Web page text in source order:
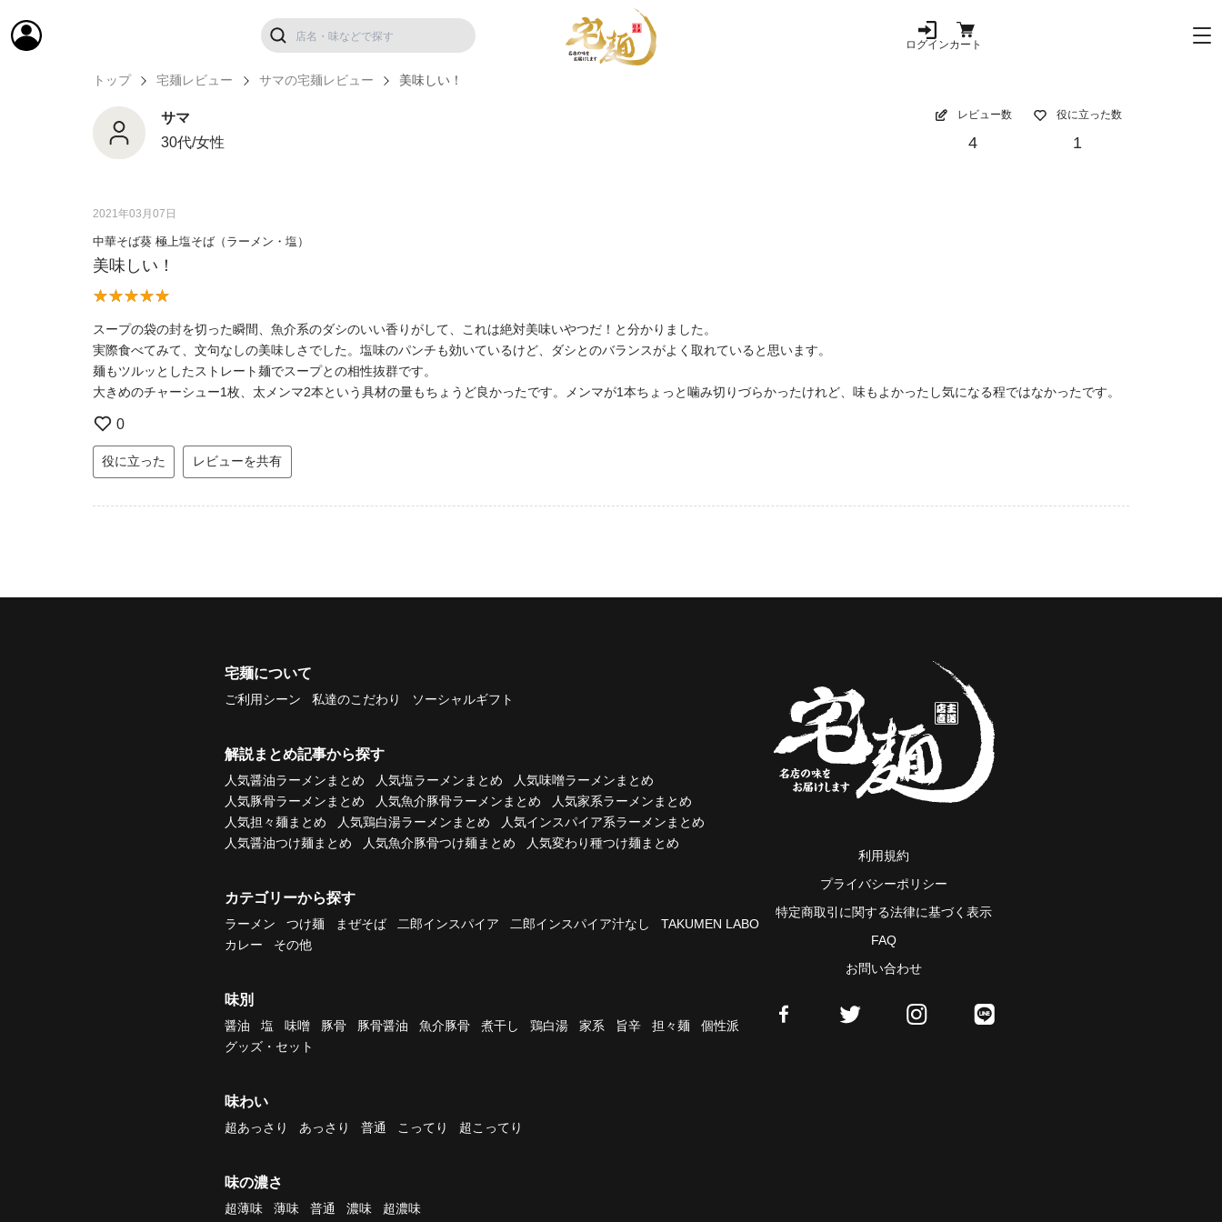
ログインカート
トップ 宅麺レビュー サマの宅麺レビュー 美味しい！
サマ
30代/女性
レビュー数
4
役に立った数
1
2021年03月07日
中華そば葵 極上塩そば（ラーメン・塩）
美味しい！
スープの袋の封を切った瞬間、魚介系のダシのいい香りがして、これは絶対美味いやつだ！と分かりました。
実際食べてみて、文句なしの美味しさでした。塩味のパンチも効いているけど、ダシとのバランスがよく取れていると思います。
麺もツルッとしたストレート麺でスープとの相性抜群です。
大きめのチャーシュー1枚、太メンマ2本という具材の量もちょうど良かったです。メンマが1本ちょっと噛み切りづらかったけれど、味もよかったし気になる程ではなかったです。
0
役に立った レビューを共有
宅麺について
ご利用シーン 私達のこだわり ソーシャルギフト
解説まとめ記事から探す
人気醤油ラーメンまとめ 人気塩ラーメンまとめ
人気味噌ラーメンまとめ
人気豚骨ラーメンまとめ
人気魚介豚骨ラーメンまとめ
人気家系ラーメンまとめ
人気担々麺まとめ
人気鶏白湯ラーメンまとめ
人気インスパイア系ラーメンまとめ
人気醤油つけ麺まとめ
人気魚介豚骨つけ麺まとめ 人気変わり種つけ麺まとめ
カテゴリーから探す
ラーメン つけ麺 まぜそば 二郎インスパイア 二郎インスパイア汁なし
TAKUMEN LABO
カレー
その他
味別
醤油 塩 味噌 豚骨 豚骨醤油 魚介豚骨 煮干し 鶏白湯 家系 旨辛 担々麺
個性派
グッズ・セット
味わい
超あっさり あっさり 普通 こってり 超こってり
味の濃さ
超薄味 薄味 普通 濃味 超濃味
利用規約
プライバシーポリシー
特定商取引に関する法律に基づく表示
FAQ
お問い合わせ